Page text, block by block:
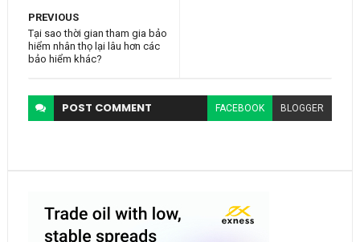
PREVIOUS
Tại sao thời gian tham gia bảo
hiểm nhân thọ lại lâu hơn các
bảo hiểm khác?
POST COMMENT FACEBOOK BLOGGER